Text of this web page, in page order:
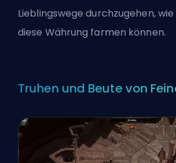
Lieblingswege durchzugehen,
diese Währung farmen können.
Truhen und Beute von